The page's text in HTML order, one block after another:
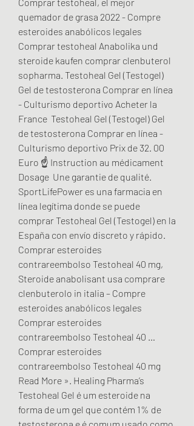
quemador de grasa 2022 - Compre
esteroides anabólicos legales
Comprar testoheal Anabolika und
steroide kaufen comprar clenbuterol
sopharma. Testoheal Gel (Testogel)
Gel de testosterona Comprar en línea
- Culturismo deportivo Acheter la
France ️ Testoheal Gel (Testogel) Gel
de testosterona Comprar en línea -
Culturismo deportivo Prix de 32. 00
Euro ☝ Instruction au médicament
Dosage  Une garantie de qualité.
SportLifePower es una farmacia en
línea legítima donde se puede
comprar Testoheal Gel (Testogel) en la
España con envío discreto y rápido.
Comprar esteroides
contrareembolso Testoheal 40 mg,
Steroide anabolisant usa comprare
clenbuterolo in italia – Compre
esteroides anabólicos legales
Comprar esteroides
contrareembolso Testoheal 40 …
Comprar esteroides
contrareembolso Testoheal 40 mg
Read More ». Healing Pharma’s
Testoheal Gel é um esteroide na
forma de um gel que contém 1% de
testosterona e é comum usado como